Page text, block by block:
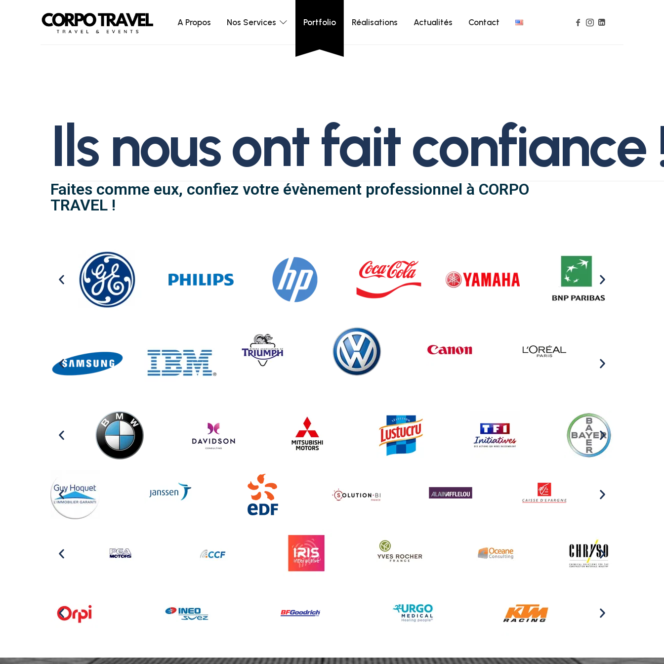
A Propos Nos Services Portfolio Réalisations Actualités Contact
Ils nousontfaitconfiance
Faites comme eux, confiez votre évènement professionnel à CORPO
TRAVEL !